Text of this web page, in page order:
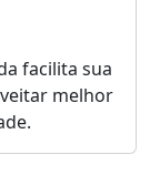
facilita sua
melhor